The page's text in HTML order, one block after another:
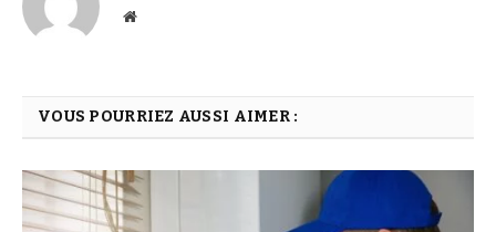
Website
VOUS POURRIEZ AUSSI AIMER :